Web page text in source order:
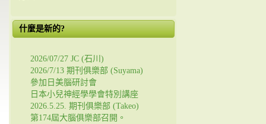
什麼是新的?
2026/07/27 JC (石川)
2026/7/13 期刊俱樂部 (Suyama)
參加日美腦研討會
日本小兒神經學學會特別講座
2026.5.25. 期刊俱樂部 (Takeo)
第174屆大腦俱樂部召開。